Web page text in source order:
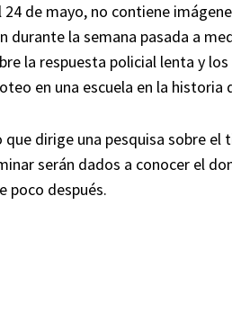
de mayo, no contiene
la semana pasada a
la respuesta policial lenta y
en una escuela en la historia
dirige una pesquisa sobre
serán dados a conocer el
poco después.